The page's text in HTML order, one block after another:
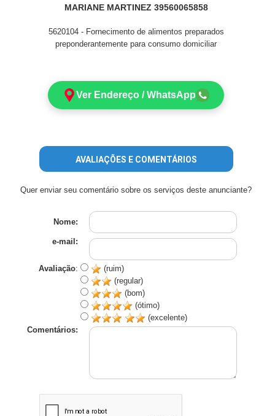
MARIANE MARTINEZ 39560065858
5620104 - Fornecimento de alimentos preparados
preponderantemente para consumo domiciliar
Ver Endereço / WhatsApp
AVALIAÇÕES E COMENTÁRIOS
Quer enviar seu comentário sobre os serviços deste anunciante?
Nome:
e-mail:
Avaliação:
(ruim)
(regular)
(bom)
(ótimo)
(excelente)
Comentários: